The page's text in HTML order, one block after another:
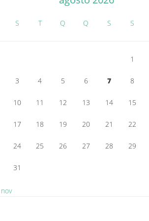
S T Q Q S S
1
3 4 5 6 7 8
10 11 12 13 14 15
17 18 19 20 21 22
24 25 26 27 28 29
31